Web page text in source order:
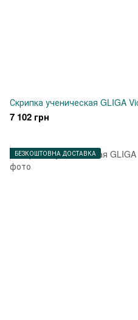
Скрипка ученическая GLIGA
7 102 грн
БЕЗКОШТОВНА ДОСТАВКА